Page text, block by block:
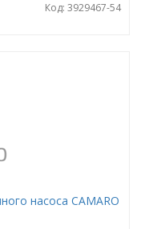
Код: 3929467-54
насоса CAMARO